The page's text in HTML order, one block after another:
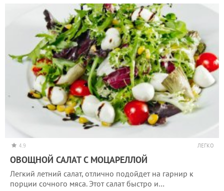
4.9 ЛЕГКО
ОВОЩНОЙ САЛАТ С МОЦАРЕЛЛОЙ
Легкий летний салат, отлично подойдет на гарнир к
порции сочного мяса. Этот салат быстро и…